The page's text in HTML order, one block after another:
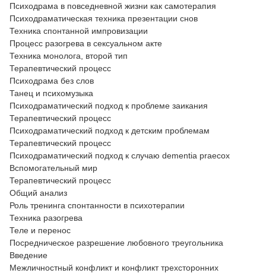
Психодрама в повседневной жизни как самотерапия
Психодраматическая техника презентации снов
Техника спонтанной импровизации
Процесс разогрева в сексуальном акте
Техника монолога, второй тип
Терапевтический процесс
Психодрама без слов
Танец и психомузыка
Психодраматический подход к проблеме заикания
Терапевтический процесс
Психодраматический подход к детским проблемам
Терапевтический процесс
Психодраматический подход к случаю dementia рrаесох
Вспомогательный мир
Терапевтический процесс
Общий анализ
Роль тренинга спонтанности в психотерапии
Техника разогрева
Теле и перенос
Посредническое разрешение любовного треугольника
Введение
Межличностный конфликт и конфликт трехсторонних